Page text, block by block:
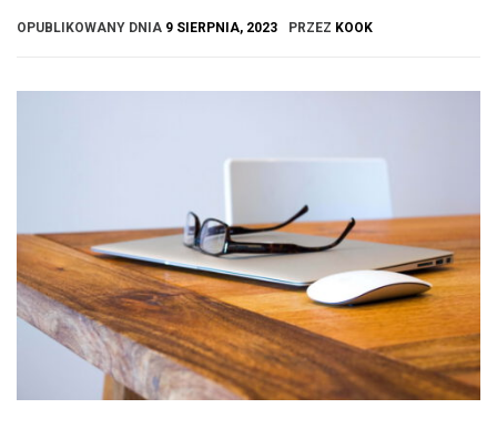
OPUBLIKOWANY DNIA 9 SIERPNIA, 2023 PRZEZ KOOK